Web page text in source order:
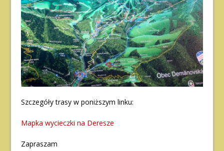
Szczegóły trasy w poniższym linku:
Mapka wycieczki na Deresze
Zapraszam